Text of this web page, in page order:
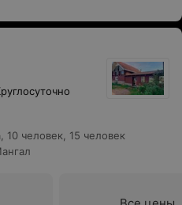
10 человек 15 человек